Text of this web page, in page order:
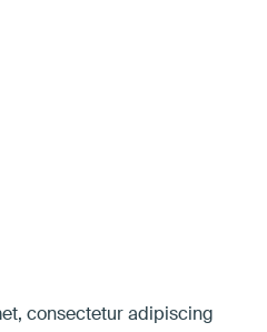
consectetur adipiscing